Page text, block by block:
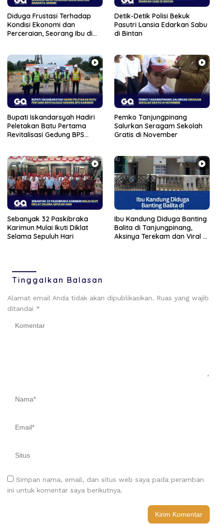
Diduga Frustasi Terhadap
Kondisi Ekonomi dan
Perceraian, Seorang Ibu di
Detik-Detik Polisi Bekuk
Pasutri Lansia Edarkan Sabu
di Bintan
Bupati Iskandarsyah Hadiri
Peletakan Batu Pertama
Revitalisasi Gedung BPS
Pemko Tanjungpinang
Salurkan Seragam Sekolah
Gratis di November
Sebanyak 32 Paskibraka
Karimun Mulai Ikuti Diklat
Selama Sepuluh Hari
Ibu Kandung Diduga Banting
Balita di Tanjungpinang,
Aksinya Terekam dan Viral di
Tinggalkan Balasan
Alamat email Anda tidak akan dipublikasikan. Ruas yang wajib
ditandai *
Simpan nama, email, dan situs web saya pada peramban
ini untuk komentar saya berikutnya.